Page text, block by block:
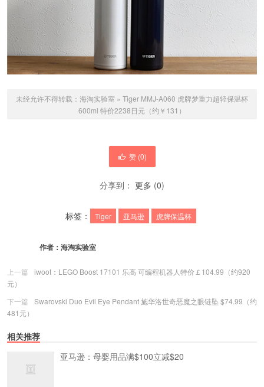
未经允许不得转载： 海淘实验室 » Tiger MMJ-A060 虎牌梦重力超轻保温杯
600ml 特价2238日元（约￥131）
赞 (0)
分享到： 更多 (0)
标签： Tiger 亚马逊 虎牌保温杯
作者： 海淘实验室
上一篇
iwoot：LEGO Boost 17101 乐高 可编程机器人特价￡104.99（约920
元）
下一篇
Swarovski Duo Evil Eye Pendant 施华洛世奇恶魔之眼链坠 $74.99（约
481元）
相关推荐
亚马逊：母婴用品满$100立减$20